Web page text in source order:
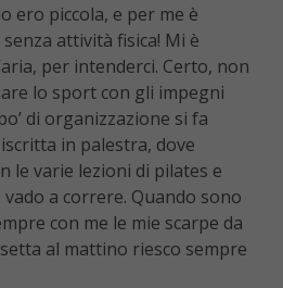
ero piccola, e per me è
attività fisica! Mi è
per intenderci. Certo, non
lo sport con gli impegni
di organizzazione si fa
in palestra, dove
le varie lezioni di pilates e
a correre. Quando sono
con me le mie scarpe da
al mattino riesco sempre